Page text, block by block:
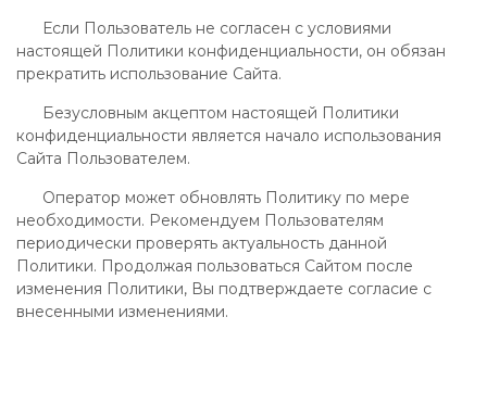
Если Пользователь не согласен с условиями
настоящей Политики конфиденциальности, он обязан
прекратить использование Сайта.
Безусловным акцептом настоящей Политики
конфиденциальности является начало использования
Сайта Пользователем.
Оператор может обновлять Политику по мере
необходимости. Рекомендуем Пользователям
периодически проверять актуальность данной
Политики. Продолжая пользоваться Сайтом после
изменения Политики, Вы подтверждаете согласие с
внесенными изменениями.